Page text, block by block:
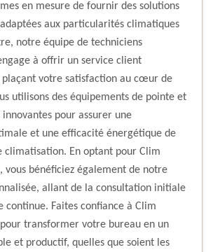
en mesure de fournir des solutions
aux particularités climatiques
notre équipe de techniciens
à offrir un service client
plaçant votre satisfaction au cœur de
utilisons des équipements de pointe et
pour assurer une
et une efficacité énergétique de
climatisation. En optant pour Clim
vous bénéficiez également de notre
allant de la consultation initiale
continue. Faites confiance à Clim
transformer votre bureau en un
et productif, quelles que soient les